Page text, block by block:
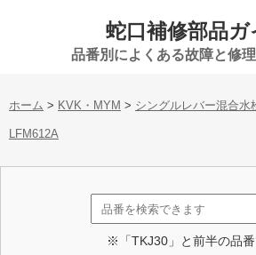
蛇口補修部品ガ
品番別によくある故障と修
ホーム > KVK・MYM > シングルレバー混合水
LFM612A
※「TKJ30」と前半の品